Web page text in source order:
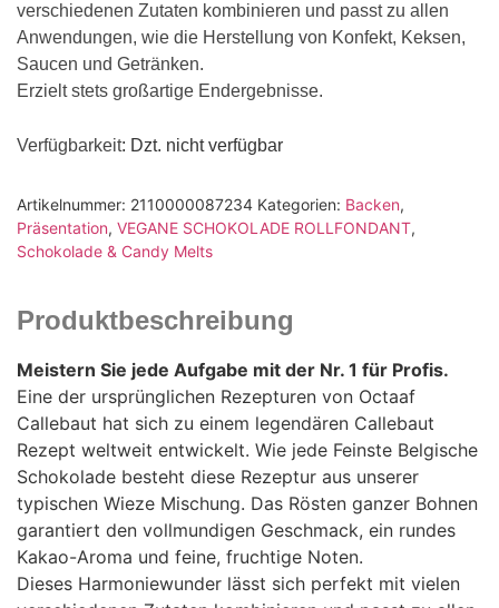
verschiedenen Zutaten kombinieren und passt zu allen
Anwendungen, wie die Herstellung von Konfekt, Keksen,
Saucen und Getränken.
Erzielt stets großartige Endergebnisse.
Verfügbarkeit: Dzt. nicht verfügbar
Artikelnummer: 2110000087234 Kategorien: Backen,
Präsentation, VEGANE SCHOKOLADE ROLLFONDANT,
Schokolade & Candy Melts
Produktbeschreibung
Meistern Sie jede Aufgabe mit der Nr. 1 für Profis.
Eine der ursprünglichen Rezepturen von Octaaf
Callebaut hat sich zu einem legendären Callebaut
Rezept weltweit entwickelt. Wie jede Feinste Belgische
Schokolade besteht diese Rezeptur aus unserer
typischen Wieze Mischung. Das Rösten ganzer Bohnen
garantiert den vollmundigen Geschmack, ein rundes
Kakao-Aroma und feine, fruchtige Noten.
Dieses Harmoniewunder lässt sich perfekt mit vielen